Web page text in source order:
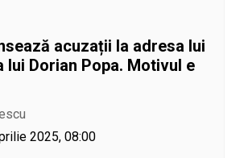
acuzații la adresa lui
lui Dorian Popa. Motivul e
2025, 08:00